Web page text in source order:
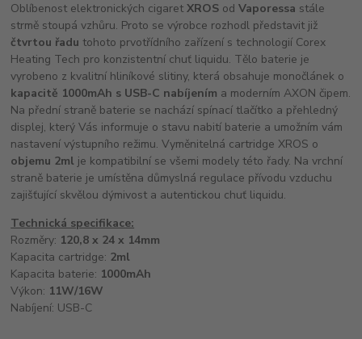
Oblíbenost elektronických cigaretXROS odVaporessa stále
strmě stoupá vzhůru. Proto se výrobce rozhodl představit již
čtvrtou řadu tohoto prvotřídního zařízení s technologií Corex
Heating Tech pro konzistentní chuť liquidu. Tělo baterie je
vyrobeno z kvalitní hliníkové slitiny, která obsahuje monočlánek o
kapacitě 1000mAh s USB-C nabíjením a moderním AXON čipem.
Na přední straně baterie se nachází spínací tlačítko a přehledný
displej, který Vás informuje o stavu nabití baterie a umožním vám
nastavení výstupního režimu. Vyměnitelná cartridge XROS o
objemu 2ml je kompatibilní se všemi modely této řady. Na vrchní
straně baterie je umístěna důmyslná regulace přívodu vzduchu
zajišťující skvělou dýmivost a autentickou chuť liquidu.
Technická specifikace:
Rozměry: 120,8 x 24 x 14mm
Kapacita cartridge: 2ml
Kapacita baterie: 1000mAh
Výkon: 11W/16W
Nabíjení: USB-C